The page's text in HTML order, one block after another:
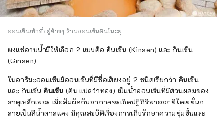
ออนเซ็นเท้าที่อยู่ข้างๆ ร้านออนเซ็นคินโนะยุ
ผงแช่อาบน้ำมีให้เลือก 2 แบบคือ คินเซ็น (Kinsen) และ กินเซ็น
(Ginsen)
ในอาริมะออนเซ็นมีออนเซ็นที่มีชื่อเสียงอยู่ 2 ชนิดเรียกว่า คินเซ็น
และ กินเซ็นคินเซ็น (คิน แปลว่าทอง) เป็นน้ำออนเซ็นที่มีส่วนผสมของ
ธาตุเหล็กเยอะ เมื่อสัมผัสกับอากาศจะเกิดปฏิกิริยาออกซิไดเซชั่นก
ลายเป็นสีน้ำตาลแดง มีคุณสมบัติเรื่องการเก็บรักษาความชุ่มชื้นและ